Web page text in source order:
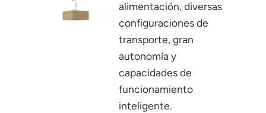
alimentación, diversas
configuraciones de
transporte, gran
autonomía y
capacidades de
funcionamiento
inteligente.